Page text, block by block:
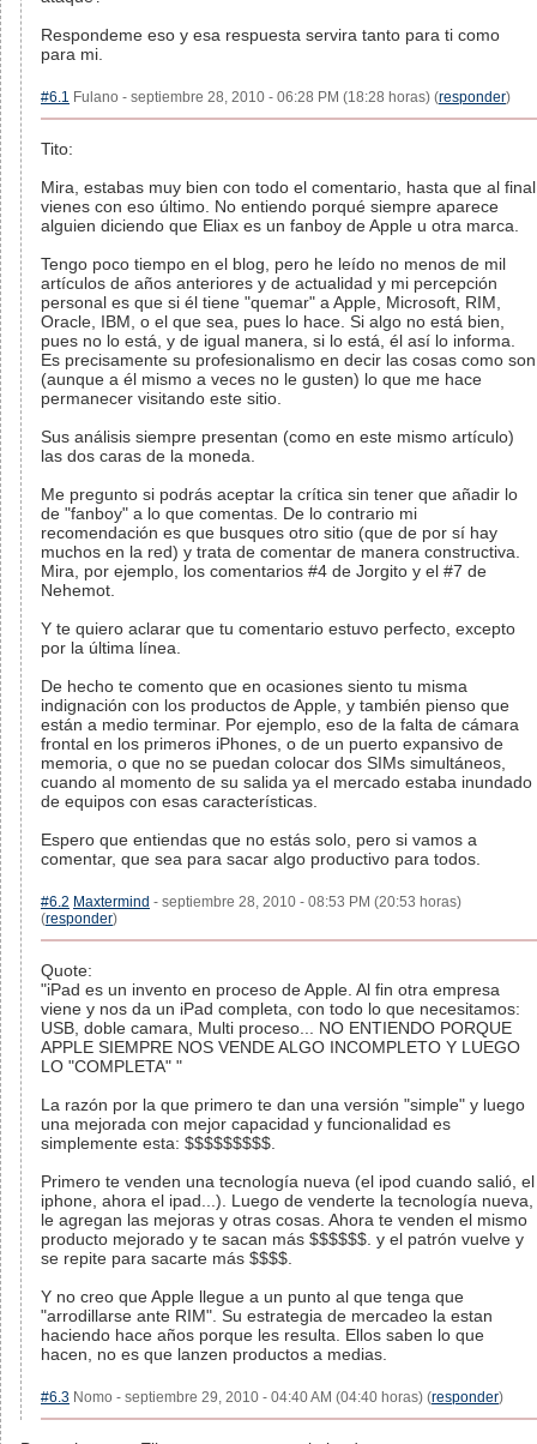
Respondeme eso y esa respuesta servira tanto para ti como
para mi.
#6.1 Fulano - septiembre 28, 2010 - 06:28 PM (18:28 horas) (responder)
Tito:
Mira, estabas muy bien con todo el comentario, hasta que al final
vienes con eso último. No entiendo porqué siempre aparece
alguien diciendo que Eliax es un fanboy de Apple u otra marca.
Tengo poco tiempo en el blog, pero he leído no menos de mil
artículos de años anteriores y de actualidad y mi percepción
personal es que si él tiene "quemar" a Apple, Microsoft, RIM,
Oracle, IBM, o el que sea, pues lo hace. Si algo no está bien,
pues no lo está, y de igual manera, si lo está, él así lo informa.
Es precisamente su profesionalismo en decir las cosas como son
(aunque a él mismo a veces no le gusten) lo que me hace
permanecer visitando este sitio.
Sus análisis siempre presentan (como en este mismo artículo)
las dos caras de la moneda.
Me pregunto si podrás aceptar la crítica sin tener que añadir lo
de "fanboy" a lo que comentas. De lo contrario mi
recomendación es que busques otro sitio (que de por sí hay
muchos en la red) y trata de comentar de manera constructiva.
Mira, por ejemplo, los comentarios #4 de Jorgito y el #7 de
Nehemot.
Y te quiero aclarar que tu comentario estuvo perfecto, excepto
por la última línea.
De hecho te comento que en ocasiones siento tu misma
indignación con los productos de Apple, y también pienso que
están a medio terminar. Por ejemplo, eso de la falta de cámara
frontal en los primeros iPhones, o de un puerto expansivo de
memoria, o que no se puedan colocar dos SIMs simultáneos,
cuando al momento de su salida ya el mercado estaba inundado
de equipos con esas características.
Espero que entiendas que no estás solo, pero si vamos a
comentar, que sea para sacar algo productivo para todos.
#6.2 Maxtermind - septiembre 28, 2010 - 08:53 PM (20:53 horas)
(responder)
Quote:
"iPad es un invento en proceso de Apple. Al fin otra empresa
viene y nos da un iPad completa, con todo lo que necesitamos:
USB, doble camara, Multi proceso... NO ENTIENDO PORQUE
APPLE SIEMPRE NOS VENDE ALGO INCOMPLETO Y LUEGO
LO "COMPLETA" "
La razón por la que primero te dan una versión "simple" y luego
una mejorada con mejor capacidad y funcionalidad es
simplemente esta: $$$$$$$$$.
Primero te venden una tecnología nueva (el ipod cuando salió, el
iphone, ahora el ipad...). Luego de venderte la tecnología nueva,
le agregan las mejoras y otras cosas. Ahora te venden el mismo
producto mejorado y te sacan más $$$$$$. y el patrón vuelve y
se repite para sacarte más $$$$.
Y no creo que Apple llegue a un punto al que tenga que
"arrodillarse ante RIM". Su estrategia de mercadeo la estan
haciendo hace años porque les resulta. Ellos saben lo que
hacen, no es que lanzen productos a medias.
#6.3 Nomo - septiembre 29, 2010 - 04:40 AM (04:40 horas) (responder)